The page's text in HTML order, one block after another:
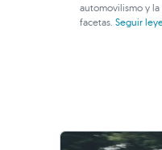
automovilismo y
facetas.Seguir